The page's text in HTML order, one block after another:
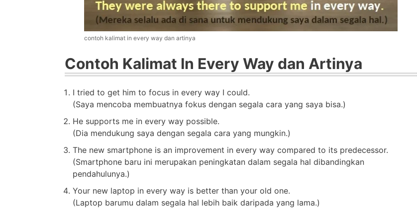
contoh kalimat in every way dan artinya
Contoh Kalimat In Every Way dan Artinya
I tried to get him to focus in every way I could.
(Saya mencoba membuatnya fokus dengan segala cara yang saya bisa.)
He supports me in every way possible.
(Dia mendukung saya dengan segala cara yang mungkin.)
The new smartphone is an improvement in every way compared to its predecessor.
(Smartphone baru ini merupakan peningkatan dalam segala hal dibandingkan
pendahulunya.)
Your new laptop in every way is better than your old one.
(Laptop barumu dalam segala hal lebih baik daripada yang lama.)